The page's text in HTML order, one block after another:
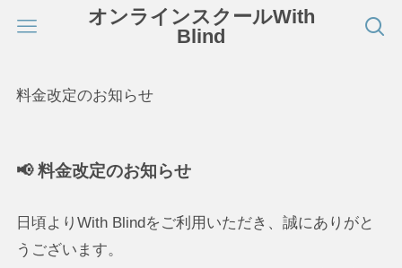
オンラインスクールWith
Blind
料金改定のお知らせ
📢 料金改定のお知らせ
日頃よりWith Blindをご利用いただき、誠にありがと
うございます。